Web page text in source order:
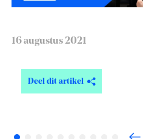
16 augustus 2021
Deel dit artikel